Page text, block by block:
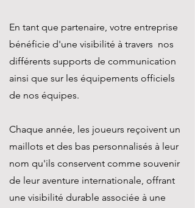
En tant que partenaire, votre entreprise
bénéficie d'une visibilité à travers nos
différents supports de communication
ainsi que sur les équipements officiels
de nos équipes.
Chaque année, les joueurs reçoivent un
maillots et des bas personnalisés à leur
nom qu'ils conservent comme souvenir
de leur aventure internationale, offrant
une visibilité durable associée à une